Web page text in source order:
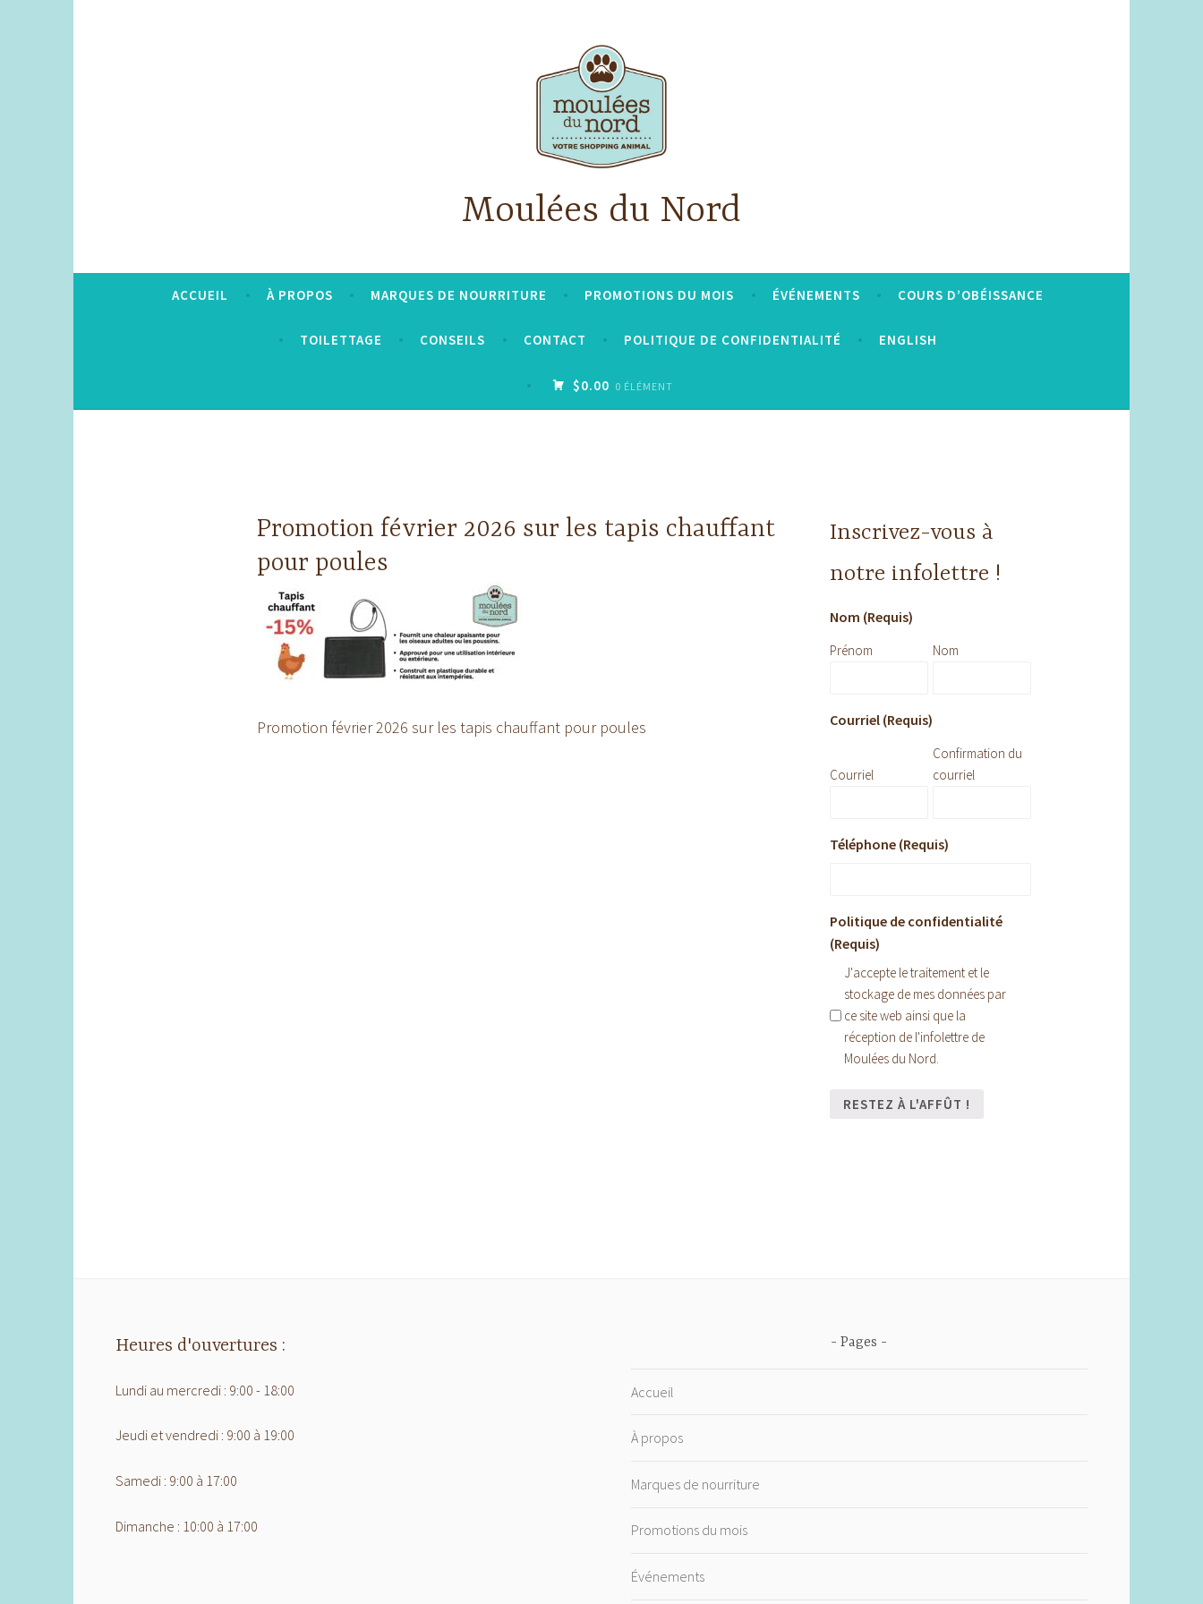
Moulées du Nord
ACCUEIL À PROPOS MARQUES DE NOURRITURE PROMOTIONS DU MOIS ÉVÉNEMENTS COURS D’OBÉISSANCE
TOILETTAGE CONSEILS CONTACT POLITIQUE DE CONFIDENTIALITÉ ENGLISH
$0.00 0 ÉLÉMENT
Promotion février 2026 sur les tapis chauffant
pour poules
Promotion février 2026 sur les tapis chauffant pour poules
Inscrivez-vous à
notre infolettre !
Nom (Requis)
Prénom Nom
Courriel (Requis)
Courriel
Confirmation du
courriel
Téléphone (Requis)
Politique de confidentialité
(Requis)
J'accepte le traitement et le
stockage de mes données par
ce site web ainsi que la
réception de l'infolettre de
Moulées du Nord.
Heures d'ouvertures :
Lundi au mercredi : 9:00 - 18:00
Jeudi et vendredi : 9:00 à 19:00
Samedi : 9:00 à 17:00
Dimanche : 10:00 à 17:00
Pages
Accueil
À propos
Marques de nourriture
Promotions du mois
Événements